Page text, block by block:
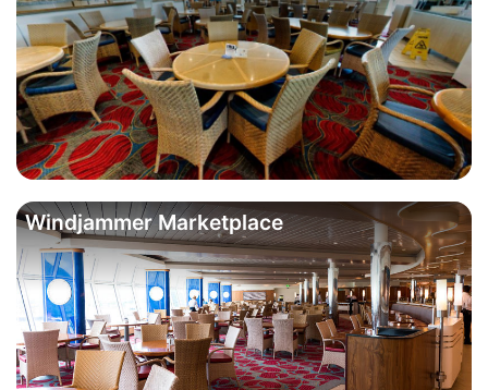
Windjammer Marketplace